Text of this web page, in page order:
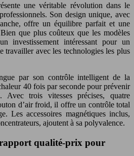
une véritable révolution dans le
Son design unique, avec
offre un équilibre parfait et une
que plus coûteux que les modèles
investissement intéressant pour un
travailler avec les technologies les plus
par son contrôle intelligent de la
40 fois par seconde pour prévenir
Avec trois vitesses précises, quatre
d’air froid, il offre un contrôle total
Les accessoires magnétiques inclus,
ajoutent à sa polyvalence.
qualité-prix pour